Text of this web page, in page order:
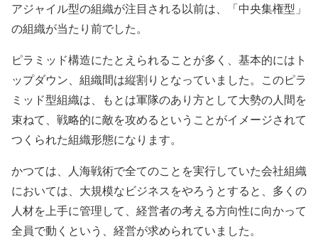
アジャイル型の組織が注目される以前は、「中央集権型」
の組織が当たり前でした。
ピラミッド構造にたとえられることが多く、基本的にはト
ップダウン、組織間は縦割りとなっていました。このピラ
ミッド型組織は、もとは軍隊のあり方として大勢の人間を
束ねて、戦略的に敵を攻めるということがイメージされて
つくられた組織形態になります。
かつては、人海戦術で全てのことを実行していた会社組織
においては、大規模なビジネスをやろうとすると、多くの
人材を上手に管理して、経営者の考える方向性に向かって
全員で動くという、経営が求められていました。